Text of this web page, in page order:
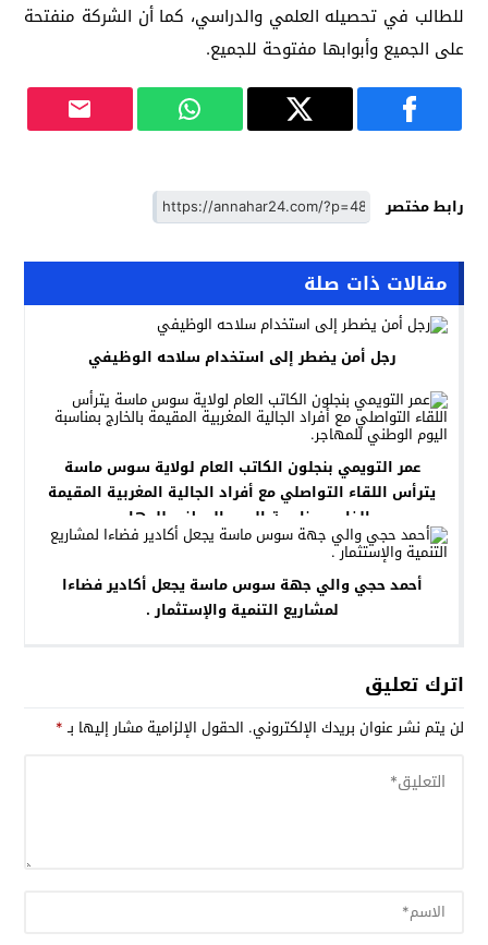
للطالب في تحصيله العلمي والدراسي، كما أن الشركة منفتحة
على الجميع وأبوابها مفتوحة للجميع.
رابط مختصر
مقالات ذات صلة
رجل أمن يضطر إلى استخدام سلاحه الوظيفي
عمر التويمي بنجلون الكاتب العام لولاية سوس ماسة
يترأس اللقاء التواصلي مع أفراد الجالية المغربية المقيمة
بالخارج بمناسبة اليوم الوطني للمهاجر.
أحمد حجي والي جهة سوس ماسة يجعل أكادير فضاءا
لمشاريع التنمية والإستثمار .
اترك تعليق
لن يتم نشر عنوان بريدك الإلكتروني. الحقول الإلزامية مشار إليها بـ*